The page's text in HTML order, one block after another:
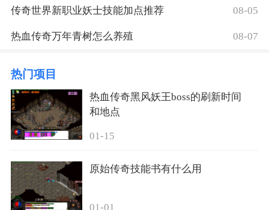
传奇世界新职业妖士技能加点推荐 08-05
热血传奇万年青树怎么养殖 08-07
热门项目
热血传奇黑风妖王boss的刷新时间
和地点
01-15
原始传奇技能书有什么用
01-01